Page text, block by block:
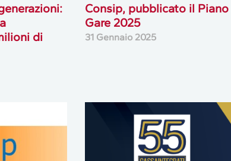
di
Consip, pubblicato il Piano
Gare 2025
31 Gennaio 2025